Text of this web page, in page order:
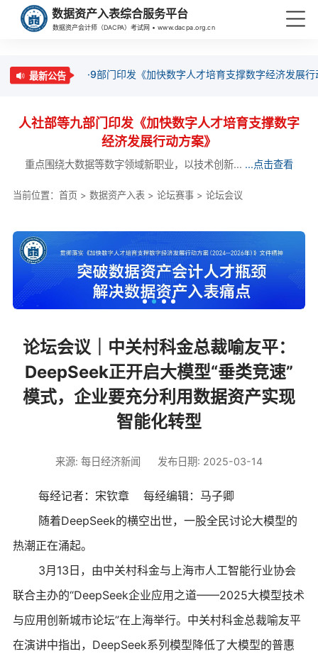
数据资产入表综合服务平台
数据资产会计师（DACPA）考试网 • www.dacpa.org.cn
最新公告 ·9部门印发《加快数字人才培育支撑数字经济发展
人社部等九部门印发《加快数字人才培育支撑数字
经济发展行动方案》
重点围绕大数据等数字领域新职业，以技术创新... ...点击查看
当前位置： 首页> 数据资产入表> 论坛赛事> 论坛会议
论坛会议｜中关村科金总裁喻友平：
DeepSeek正开启大模型“垂类竞速”
模式，企业要充分利用数据资产实现
智能化转型
来源: 每日经济新闻 发布日期: 2025-03-14
每经记者：宋钦章 每经编辑：马子卿
随着DeepSeek的横空出世，一股全民讨论大模型的
热潮正在涌起。
3月13日，由中关村科金与上海市人工智能行业协会
联合主办的“DeepSeek企业应用之道——2025大模型技术
与应用创新城市论坛”在上海举行。中关村科金总裁喻友平
在演讲中指出，DeepSeek系列模型降低了大模型的普惠